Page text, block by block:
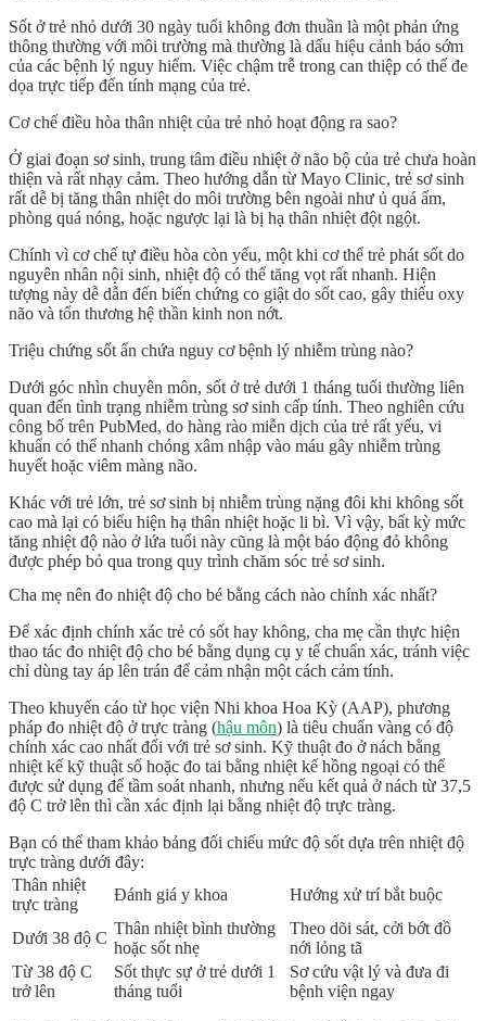
Sốt ở trẻ nhỏ dưới 30 ngày tuổi không đơn thuần là một phản ứng
thông thường với môi trường mà thường là dấu hiệu cảnh báo sớm
của các bệnh lý nguy hiểm. Việc chậm trễ trong can thiệp có thể đe
dọa trực tiếp đến tính mạng của trẻ.
Cơ chế điều hòa thân nhiệt của trẻ nhỏ hoạt động ra sao?
Ở giai đoạn sơ sinh, trung tâm điều nhiệt ở não bộ của trẻ chưa hoàn
thiện và rất nhạy cảm. Theo hướng dẫn từ Mayo Clinic, trẻ sơ sinh
rất dễ bị tăng thân nhiệt do môi trường bên ngoài như ủ quá ấm,
phòng quá nóng, hoặc ngược lại là bị hạ thân nhiệt đột ngột.
Chính vì cơ chế tự điều hòa còn yếu, một khi cơ thể trẻ phát sốt do
nguyên nhân nội sinh, nhiệt độ có thể tăng vọt rất nhanh. Hiện
tượng này dễ dẫn đến biến chứng co giật do sốt cao, gây thiếu oxy
não và tổn thương hệ thần kinh non nớt.
Triệu chứng sốt ẩn chứa nguy cơ bệnh lý nhiễm trùng nào?
Dưới góc nhìn chuyên môn, sốt ở trẻ dưới 1 tháng tuổi thường liên
quan đến tình trạng nhiễm trùng sơ sinh cấp tính. Theo nghiên cứu
công bố trên PubMed, do hàng rào miễn dịch của trẻ rất yếu, vi
khuẩn có thể nhanh chóng xâm nhập vào máu gây nhiễm trùng
huyết hoặc viêm màng não.
Khác với trẻ lớn, trẻ sơ sinh bị nhiễm trùng nặng đôi khi không sốt
cao mà lại có biểu hiện hạ thân nhiệt hoặc li bì. Vì vậy, bất kỳ mức
tăng nhiệt độ nào ở lứa tuổi này cũng là một báo động đỏ không
được phép bỏ qua trong quy trình chăm sóc trẻ sơ sinh.
Cha mẹ nên đo nhiệt độ cho bé bằng cách nào chính xác nhất?
Để xác định chính xác trẻ có sốt hay không, cha mẹ cần thực hiện
thao tác đo nhiệt độ cho bé bằng dụng cụ y tế chuẩn xác, tránh việc
chỉ dùng tay áp lên trán để cảm nhận một cách cảm tính.
Theo khuyến cáo từ học viện Nhi khoa Hoa Kỳ (AAP), phương
pháp đo nhiệt độ ở trực tràng (hậu môn) là tiêu chuẩn vàng có độ
chính xác cao nhất đối với trẻ sơ sinh. Kỹ thuật đo ở nách bằng
nhiệt kế kỹ thuật số hoặc đo tai bằng nhiệt kế hồng ngoại có thể
được sử dụng để tầm soát nhanh, nhưng nếu kết quả ở nách từ 37,5
độ C trở lên thì cần xác định lại bằng nhiệt độ trực tràng.
Bạn có thể tham khảo bảng đối chiếu mức độ sốt dựa trên nhiệt độ
trực tràng dưới đây:
Thân nhiệt
trực tràng
Đánh giá y khoa Hướng xử trí bắt buộc
Dưới 38 độ C
Thân nhiệt bình thường
hoặc sốt nhẹ
Theo dõi sát, cởi bớt đồ
nới lỏng tã
Từ 38 độ C
trở lên
Sốt thực sự ở trẻ dưới 1
tháng tuổi
Sơ cứu vật lý và đưa đi
bệnh viện ngay